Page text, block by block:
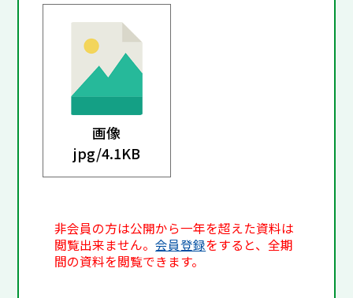
画像
jpg/4.1KB
非会員の方は公開から一年を超えた資料は
閲覧出来ません。会員登録をすると、全期
間の資料を閲覧できます。